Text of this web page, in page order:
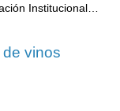
Institucional…
vinos